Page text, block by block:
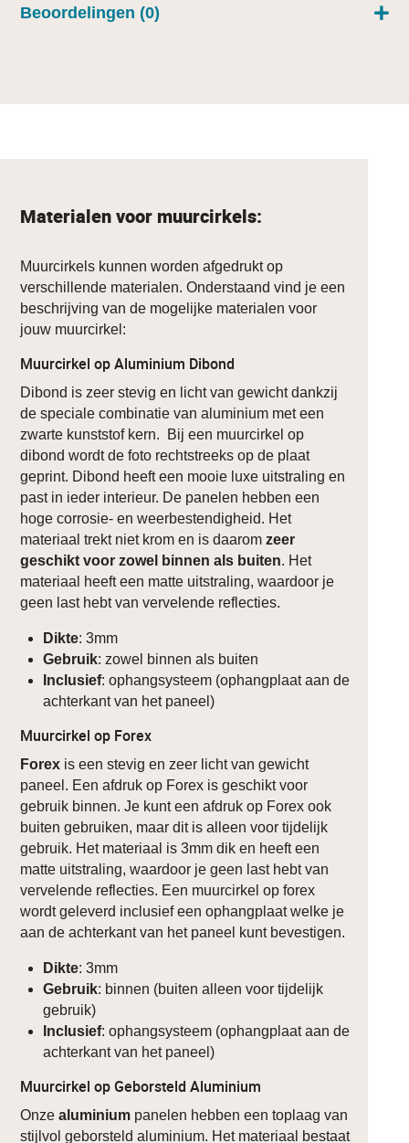
Beoordelingen (0)
Materialen voor muurcirkels:
Muurcirkels kunnen worden afgedrukt op
verschillende materialen. Onderstaand vind je een
beschrijving van de mogelijke materialen voor
jouw muurcirkel:
Muurcirkel op Aluminium Dibond
Dibond is zeer stevig en licht van gewicht dankzij
de speciale combinatie van aluminium met een
zwarte kunststof kern. Bij een muurcirkel op
dibond wordt de foto rechtstreeks op de plaat
geprint. Dibond heeft een mooie luxe uitstraling en
past in ieder interieur. De panelen hebben een
hoge corrosie- en weerbestendigheid. Het
materiaal trekt niet krom en is daarom zeer
geschikt voor zowel binnen als buiten. Het
materiaal heeft een matte uitstraling, waardoor je
geen last hebt van vervelende reflecties.
Dikte: 3mm
Gebruik: zowel binnen als buiten
Inclusief: ophangsysteem (ophangplaat aan de
achterkant van het paneel)
Muurcirkel op Forex
Forex is een stevig en zeer licht van gewicht
paneel. Een afdruk op Forex is geschikt voor
gebruik binnen. Je kunt een afdruk op Forex ook
buiten gebruiken, maar dit is alleen voor tijdelijk
gebruik. Het materiaal is 3mm dik en heeft een
matte uitstraling, waardoor je geen last hebt van
vervelende reflecties. Een muurcirkel op forex
wordt geleverd inclusief een ophangplaat welke je
aan de achterkant van het paneel kunt bevestigen.
Dikte: 3mm
Gebruik: binnen (buiten alleen voor tijdelijk
gebruik)
Inclusief: ophangsysteem (ophangplaat aan de
achterkant van het paneel)
Muurcirkel op Geborsteld Aluminium
Onzealuminium panelen hebben een toplaag van
stijlvol geborsteld aluminium. Het materiaal bestaat